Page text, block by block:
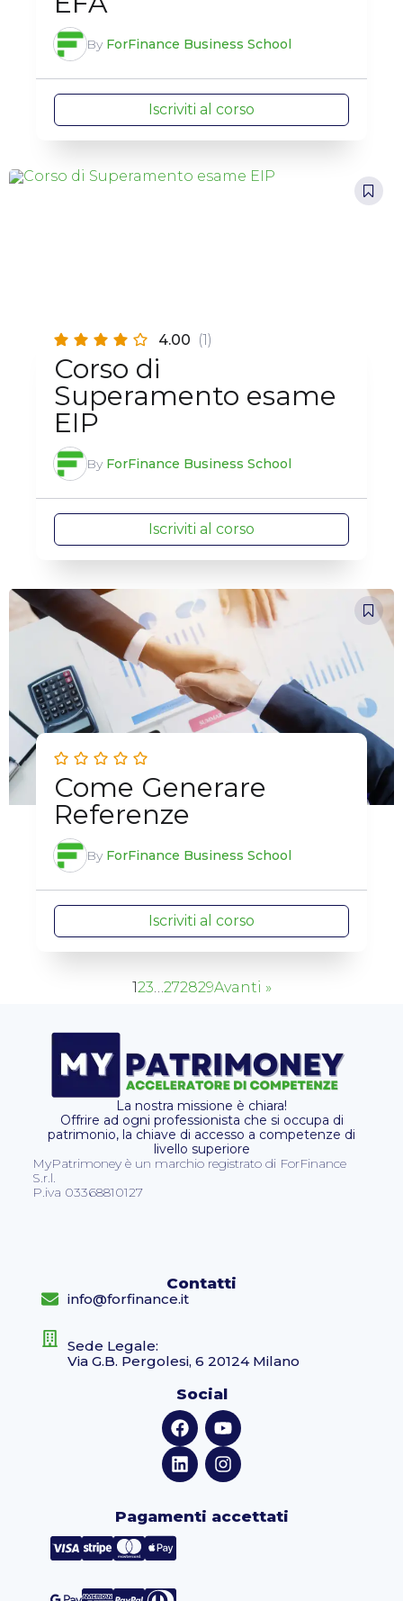
By ForFinance Business School
Iscriviti al corso
4.00 (1)
Corso di
Superamento esame
EIP
By ForFinance Business School
Iscriviti al corso
Come Generare
Referenze
By ForFinance Business School
Iscriviti al corso
123…272829Avanti »
La nostra missione è chiara!
Offrire ad ogni professionista che si occupa di
patrimonio, la chiave di accesso a competenze di
livello superiore
MyPatrimoney è un marchio registrato di ForFinance
S.r.l.
P.iva 03368810127
Contatti
info@forfinance.it
Sede Legale:
Via G.B. Pergolesi, 6 20124 Milano
Social
Pagamenti accettati